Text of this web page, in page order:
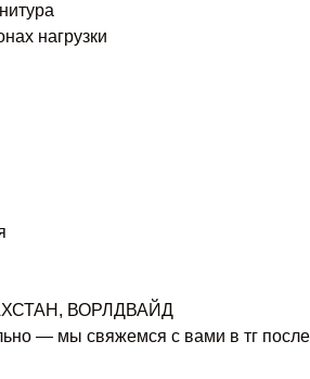
нагрузки
ВОРЛДВАЙД
— мы свяжемся с вами в тг после